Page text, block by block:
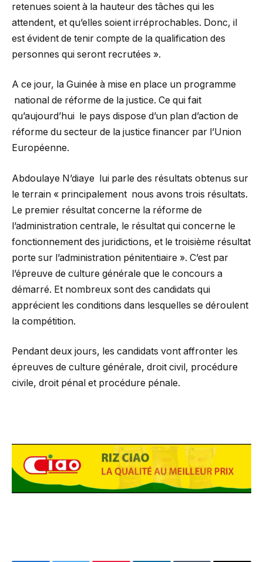
retenues soient à la hauteur des tâches qui les
attendent, et qu’elles soient irréprochables. Donc, il
est évident de tenir compte de la qualification des
personnes qui seront recrutées ».
A ce jour, la Guinée à mise en place un programme
national de réforme de la justice. Ce qui fait
qu’aujourd’hui le pays dispose d’un plan d’action de
réforme du secteur de la justice financer par l’Union
Européenne.
Abdoulaye N’diaye lui parle des résultats obtenus sur
le terrain « principalement nous avons trois résultats.
Le premier résultat concerne la réforme de
l’administration centrale, le résultat qui concerne le
fonctionnement des juridictions, et le troisième résultat
porte sur l’administration pénitentiaire ». C’est par
l’épreuve de culture générale que le concours a
démarré. Et nombreux sont des candidats qui
apprécient les conditions dans lesquelles se déroulent
la compétition.
Pendant deux jours, les candidats vont affronter les
épreuves de culture générale, droit civil, procédure
civile, droit pénal et procédure pénale.